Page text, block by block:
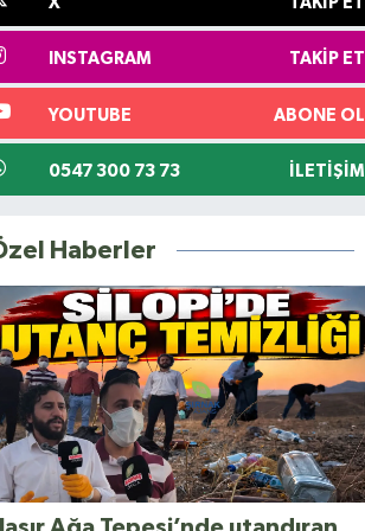
INSTAGRAM TAKIP ET
YOUTUBE ABONE OL
0547 300 73 73 İLETIŞIM
Haberler